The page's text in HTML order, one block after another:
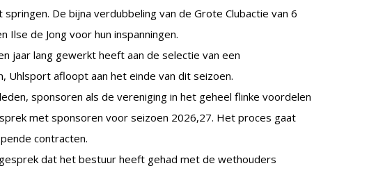
De bijna verdubbeling van de Grote Clubactie van 6
Ilse de Jong voor hun inspanningen.
jaar lang gewerkt heeft aan de selectie van een
Uhlsport afloopt aan het einde van dit seizoen.
sponsoren als de vereniging in het geheel flinke voordelen
met sponsoren voor seizoen 2026,27. Het proces gaat
contracten.
dat het bestuur heeft gehad met de wethouders